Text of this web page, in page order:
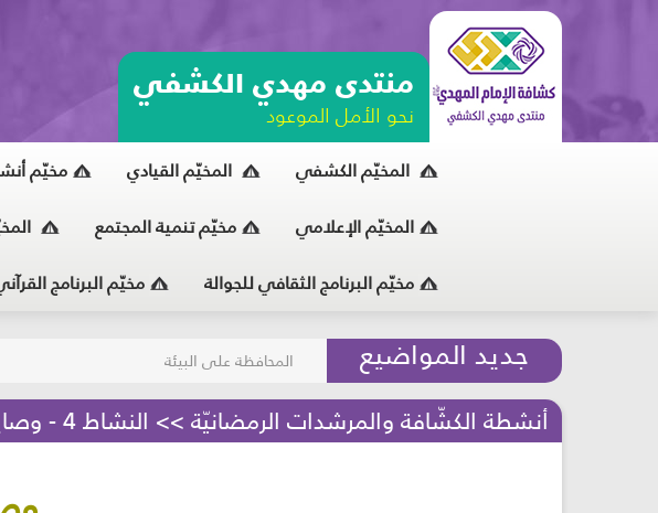
منتدى مهدي الكشفي
نحو الأمل الموعود
المخيّم الكشفي المخيّم القيادي مخيّم
المخيّم الإعلامي مخيّم تنمية المجتمع
مخيّم البرنامج الثقافي للجوالة مخيّم البرنامج
جديد المواضيع
مسابقة الركب الحسينيّ
المحافظة على البيئة
أنشطة الكشّافة والمرشدات الرمضانيّة >> النشاط 4 - وصايا لقمان لولده - مرحلة الكشّافة والمرشدات